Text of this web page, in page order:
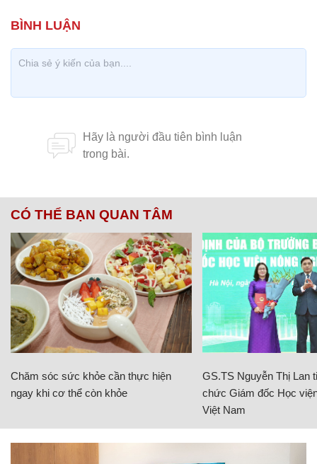
CÓ THỂ BẠN QUAN TÂM
Chăm sóc sức khỏe cần thực hiện
ngay khi cơ thể còn khỏe
GS.TS Nguyễn Thị Lan
chức Giám đốc Học
Việt Nam